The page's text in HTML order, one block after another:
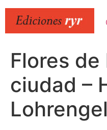
contenido
Flores de
ciudad –
Lohrengel